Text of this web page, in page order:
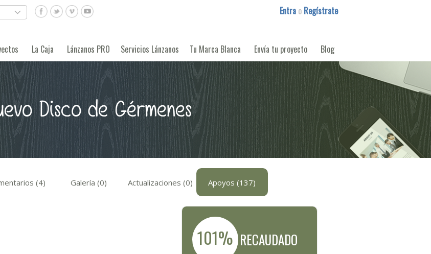
. Entra o Regístrate
La Caja Lánzanos PRO Servicios Lánzanos Tu Marca Blanca Envía tu proyecto Blog
Disco de Gérmenes
(4) Galería (0) Actualizaciones (0) Apoyos (137)
101% RECAUDADO